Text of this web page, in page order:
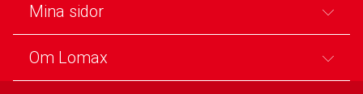
Mina sidor
Om Lomax